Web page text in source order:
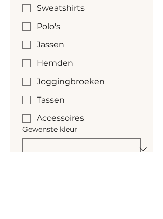
Sweatshirts
Polo's
Jassen
Hemden
Joggingbroeken
Tassen
Accessoires
Gewenste kleur